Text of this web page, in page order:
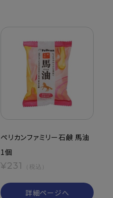
ペリカンファミリー石鹸 馬油
1個
¥231 （税込）
詳細ページへ